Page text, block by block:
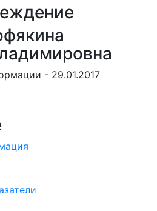
- 29.01.2017